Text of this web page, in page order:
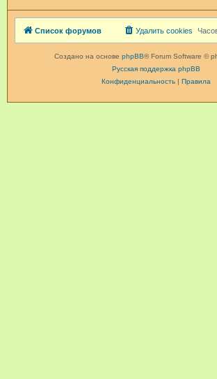
Список форумов Удалить cookies
Создано на основе phpBB® Forum Software ©
Русская поддержка phpBB
Конфиденциальность| Правила